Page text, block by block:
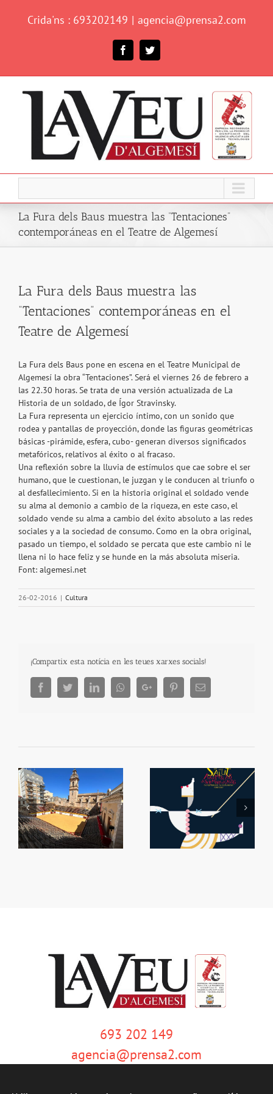
Crida'ns : 693202149 | agencia@prensa2.com
FacebookTwitter
La Fura dels Baus muestra las “Tentaciones”
contemporáneas en el Teatre de Algemesí
La Fura dels Baus muestra las
“Tentaciones” contemporáneas en el
Teatre de Algemesí
La Fura dels Baus pone en escena en el Teatre Municipal de
Algemesí la obra “Tentaciones”. Será el viernes 26 de febrero a
las 22.30 horas. Se trata de una versión actualizada de La
Historia de un soldado, de Ígor Stravinsky.
La Fura representa un ejercicio íntimo, con un sonido que
rodea y pantallas de proyección, donde las figuras geométricas
básicas -pirámide, esfera, cubo- generan diversos significados
metafóricos, relativos al éxito o al fracaso.
Una reflexión sobre la lluvia de estímulos que cae sobre el ser
humano, que le cuestionan, le juzgan y le conducen al triunfo o
al desfallecimiento. Si en la historia original el soldado vende
su alma al demonio a cambio de la riqueza, en este caso, el
soldado vende su alma a cambio del éxito absoluto a las redes
sociales y a la sociedad de consumo. Como en la obra original,
pasado un tiempo, el soldado se percata que este cambio ni le
llena ni lo hace feliz y se hunde en la más absoluta miseria.
Font: algemesi.net
26-02-2016 | Cultura
¡Compartix esta notícia en les teues xarxes socials!
FacebookTwitterLinkedInWhatsappGoogle+ PinterestEmail
Festes de la Mare de
Déu de la Salut
El Rabou tornarà a
Algemesí
693 202 149
agencia@prensa2.com